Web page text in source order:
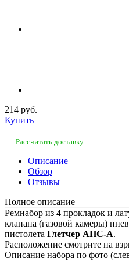
214 руб.
Купить
Рассчитать доставку
Описание
Обзор
Отзывы
Полное описание
Ремнабор из 4 прокладок и
клапана (газовой камеры)
пистолета Глетчер АПС-А.
Расположение смотрите на
Описание набора по фото